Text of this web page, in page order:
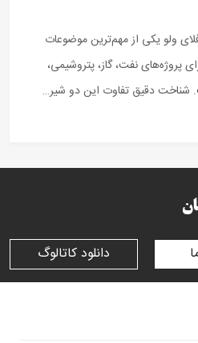
ولو یکی از مهم‌ترین موضوعات
پروژه‌های نفت، گاز، پتروشیمی،
شناخت دقیق تفاوت این دو شیر…
دانلود کاتالوگ